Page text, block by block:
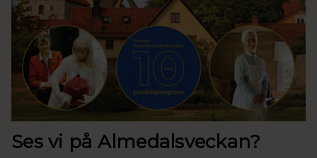
Ses vi på Almedalsveckan?